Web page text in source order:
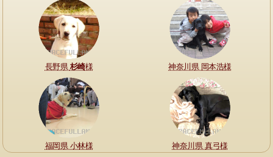
長野県 杉崎様 神奈川県 岡本浩様
福岡県 小林様 神奈川県 真弓様